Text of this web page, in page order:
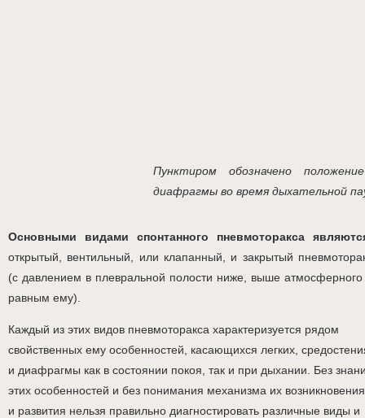
Пунктиром обозначено
диафрагмы во время дыхательной
Основными видами спонтанного пневмоторакса
открытый, вентильный, или клапанный, и закрытый
(с давлением в плевральной полости ниже, выше
равным ему).
Каждый из этих видов пневмоторакса характеризуется рядом
свойственных ему особенностей, касающихся легких,
и диафрагмы как в состоянии покоя, так и при дыхании. Без
этих особенностей и без понимания механизма их возникновения
и развития нельзя правильно диагностировать различные виды и